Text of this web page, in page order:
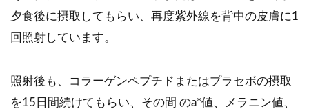
夕食後に摂取してもらい、再度紫外線を背中の皮膚に1
回照射しています。
照射後も、コラーゲンペプチドまたはプラセボの摂取
を15日間続けてもらい、その間 のa*値、メラニン値、